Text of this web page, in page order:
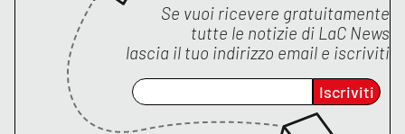
Storie
Se vuoi ricevere gratuitamente
tutte le notizie di LaC News
lascia il tuo indirizzo email e iscriviti
Iscriviti